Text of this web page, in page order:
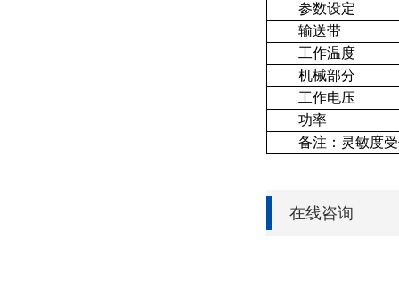
参数设定
输送带
工作温度
机械部分
工作电压
功率
备注：灵敏度
在线咨询